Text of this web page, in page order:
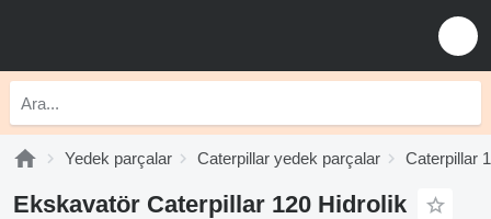
Yedek parçalar Caterpillar yedek parçalar Caterpillar
Ekskavatör Caterpillar 120 Hidrolik